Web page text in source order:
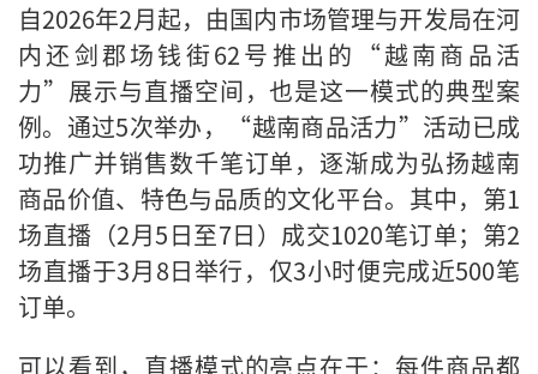
自2026年2月起，由国内市场管理与开发局在河
内还剑郡场钱街62号推出的“越南商品活
力”展示与直播空间，也是这一模式的典型案
例。通过5次举办，“越南商品活力”活动已成
功推广并销售数千笔订单，逐渐成为弘扬越南
商品价值、特色与品质的文化平台。其中，第1
场直播（2月5日至7日）成交1020笔订单；第2
场直播于3月8日举行，仅3小时便完成近500笔
订单。
可以看到，直播模式的亮点在于：每件商品都